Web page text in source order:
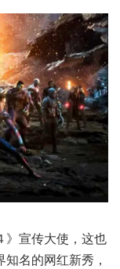
》宣传大使，这也
名的网红新秀，